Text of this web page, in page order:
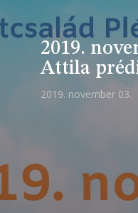
2019.
Attila
2019. november 03.